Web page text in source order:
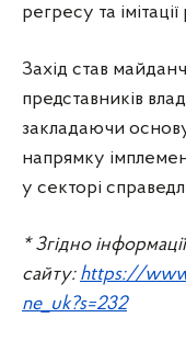
регресу та
Захід став
представників
закладаючи
напрямку
у секторі
* Згідно
сайту: https://
ne_uk?s=232